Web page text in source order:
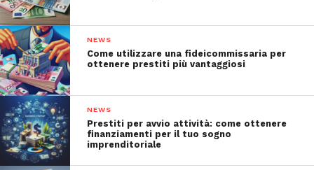
NEWS
Come utilizzare una fideicommissaria per
ottenere prestiti più vantaggiosi
NEWS
Prestiti per avvio attività: come ottenere
finanziamenti per il tuo sogno
imprenditoriale